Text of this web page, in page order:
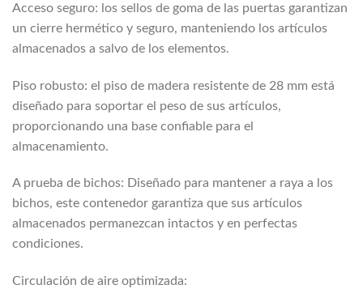
Acceso seguro: los sellos de goma de las puertas garantizan
un cierre hermético y seguro, manteniendo los artículos
almacenados a salvo de los elementos.
Piso robusto: el piso de madera resistente de 28 mm está
diseñado para soportar el peso de sus artículos,
proporcionando una base confiable para el
almacenamiento.
A prueba de bichos: Diseñado para mantener a raya a los
bichos, este contenedor garantiza que sus artículos
almacenados permanezcan intactos y en perfectas
condiciones.
Circulación de aire optimizada: